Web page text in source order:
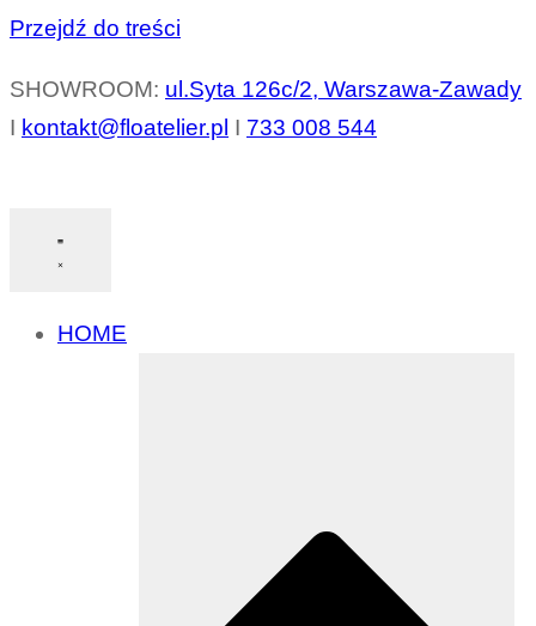
Przejdź do treści
SHOWROOM: ul.Syta 126c/2, Warszawa-Zawady
I kontakt@floatelier.pl I 733 008 544
HOME